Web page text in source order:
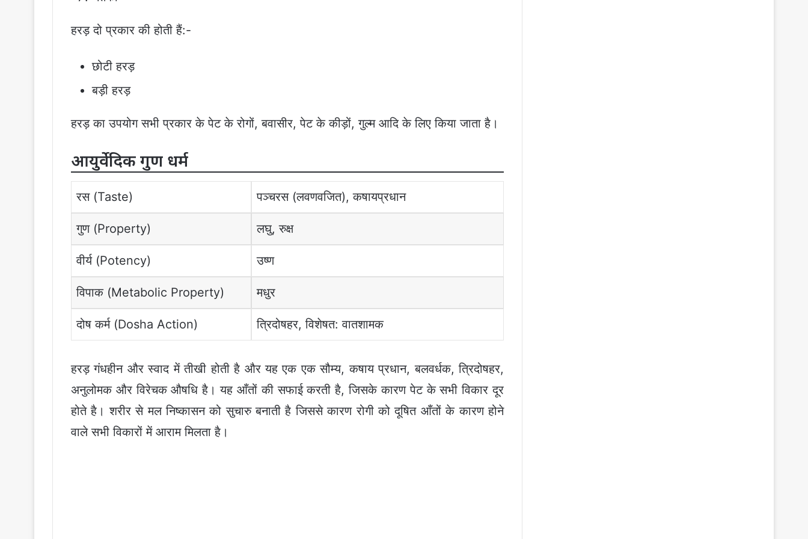
हरड़ दो प्रकार की होती हैं:-
छोटी हरड़
बड़ी हरड़
हरड़ का उपयोग सभी प्रकार के पेट के रोगों, बवासीर, पेट के कीड़ों, गुल्म आदि के लिए किया जाता है।
आयुर्वेदिक गुण धर्म
रस (Taste) पञ्चरस (लवणवजित), कषायप्रधान
गुण (Property) लघु, रुक्ष
वीर्य (Potency) उष्ण
विपाक (Metabolic Property) मधुर
दोष कर्म (Dosha Action) त्रिदोषहर, विशेषत: वातशामक
हरड़ गंधहीन और स्वाद में तीखी होती है और यह एक एक सौम्य, कषाय प्रधान, बलवर्धक, त्रिदोषहर,
अनुलोमक और विरेचक औषधि है। यह आँतों की सफाई करती है, जिसके कारण पेट के सभी विकार दूर
होते है। शरीर से मल निष्कासन को सुचारु बनाती है जिससे कारण रोगी को दूषित आँतों के कारण होने
वाले सभी विकारों में आराम मिलता है।